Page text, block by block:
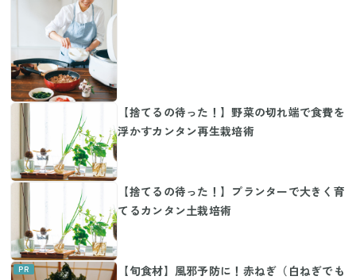
【捨てるの待った！】野菜の切れ端で食費を
浮かすカンタン再生栽培術
【捨てるの待った！】プランターで大きく育
てるカンタン土栽培術
【旬食材】風邪予防に！赤ねぎ（白ねぎでも